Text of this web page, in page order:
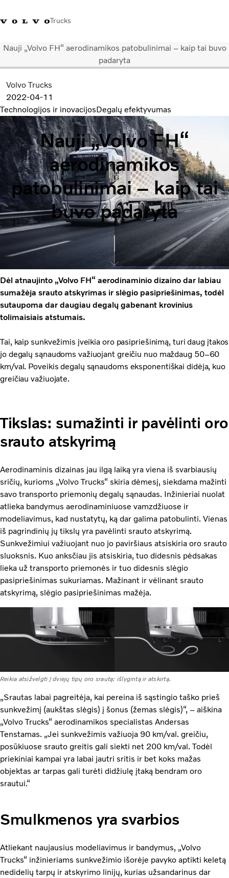
Trucks
+ 370 610 19991Volvo Trucks parduotuvėPrisijungtiLietuva
Transporto sprendimai
Sunkvežimiai
Paslaugos
Volvo Truck Builder
Kontaktai
Naujienos
Apie mus
Nauji „Volvo FH“ aerodinamikos patobulinimai – kaip tai buvo
padaryta
Volvo Trucks
2022-04-11
Technologijos ir inovacijosDegalų efektyvumas
Nauji „Volvo FH“
aerodinamikos
patobulinimai – kaip tai
buvo padaryta
Dėl atnaujinto „Volvo FH“ aerodinaminio dizaino dar labiau
sumažėja srauto atskyrimas ir slėgio pasipriešinimas, todėl
sutaupoma dar daugiau degalų gabenant krovinius
tolimaisiais atstumais.
Tai, kaip sunkvežimis įveikia oro pasipriešinimą, turi daug įtakos
jo degalų sąnaudoms važiuojant greičiu nuo maždaug 50–60
km/val. Poveikis degalų sąnaudoms eksponentiškai didėja, kuo
greičiau važiuojate.
Tikslas: sumažinti ir pavėlinti oro
srauto atskyrimą
Aerodinaminis dizainas jau ilgą laiką yra viena iš svarbiausių
sričių, kurioms „Volvo Trucks“ skiria dėmesį, siekdama mažinti
savo transporto priemonių degalų sąnaudas. Inžinieriai nuolat
atlieka bandymus aerodinaminiuose vamzdžiuose ir
modeliavimus, kad nustatytų, ką dar galima patobulinti. Vienas
iš pagrindinių jų tikslų yra pavėlinti srauto atskyrimą.
Sunkvežimiui važiuojant nuo jo paviršiaus atsiskiria oro srauto
sluoksnis. Kuo anksčiau jis atsiskiria, tuo didesnis pėdsakas
lieka už transporto priemonės ir tuo didesnis slėgio
pasipriešinimas sukuriamas. Mažinant ir vėlinant srauto
atskyrimą, slėgio pasipriešinimas mažėja.
Reikia atsižvelgti į dviejų tipų oro srautą: išlygintą ir atskirtą.
„Srautas labai pagreitėja, kai pereina iš sąstingio taško prieš
sunkvežimį (aukštas slėgis) į šonus (žemas slėgis)“, – aiškina
„Volvo Trucks“ aerodinamikos specialistas Andersas
Tenstamas. „Jei sunkvežimis važiuoja 90 km/val. greičiu,
posūkiuose srauto greitis gali siekti net 200 km/val. Todėl
priekiniai kampai yra labai jautri sritis ir bet koks mažas
objektas ar tarpas gali turėti didžiulę įtaką bendram oro
srautui.“
Smulkmenos yra svarbios
Atliekant naujausius modeliavimus ir bandymus, „Volvo
Trucks“ inžinieriams sunkvežimio išorėje pavyko aptikti keletą
nedidelių tarpų ir atskyrimo linijų, kurias užsandarinus dar